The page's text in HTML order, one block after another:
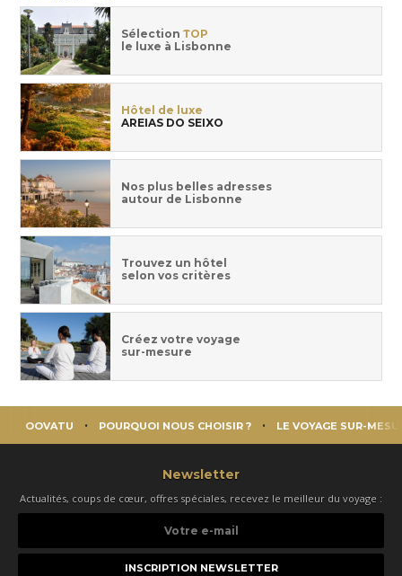
Sélection TOP
le luxe à Lisbonne
Hôtel de luxe
AREIAS DO SEIXO
Nos plus belles adresses
autour de Lisbonne
Trouvez un hôtel
selon vos critères
Créez votre voyage
sur-mesure
OOVATU POURQUOI NOUS CHOISIR ? LE VOYAGE SUR-
Newsletter
Actualités, coups de cœur, offres spéciales, recevez le meilleur du voyage :
e-